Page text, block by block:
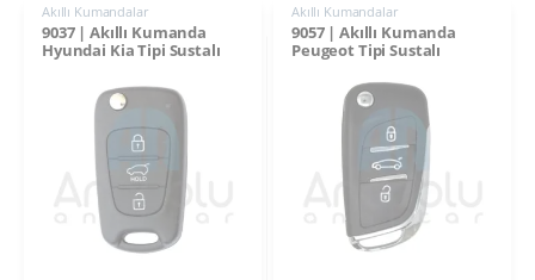
Akıllı Kumandalar
9037 | Akıllı Kumanda
Hyundai Kia Tipi Sustalı
Akıllı Kumandalar
9057 | Akıllı Kumanda
Peugeot Tipi Sustalı